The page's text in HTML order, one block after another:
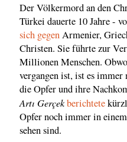
Der Völkermord an den
Türkei dauerte 10 Jahre -
sich gegenArmenier,
Christen. Sie führte zur
Millionen Menschen.
vergangen ist, ist es
die Opfer und ihre
Artı Gerçekberichtete
Opfer noch immer in
sehen sind.